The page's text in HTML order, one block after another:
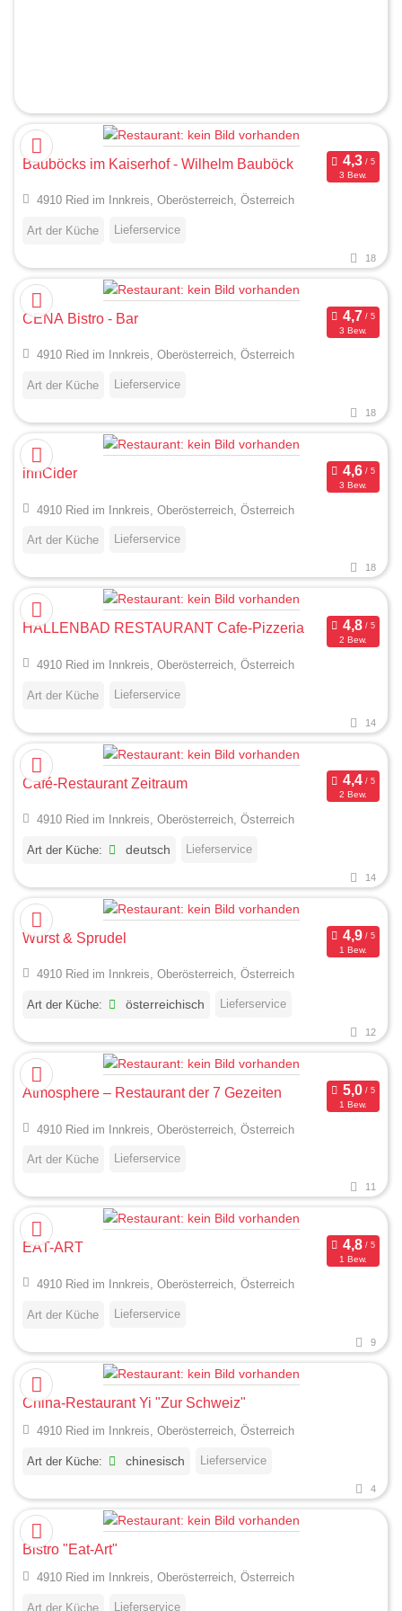
Bauböcks im Kaiserhof - Wilhelm Bauböck
3 Bew.
4910 Ried im Innkreis, Oberösterreich, Österreich
Art der Küche Lieferservice
18
CENA Bistro - Bar
3 Bew.
4910 Ried im Innkreis, Oberösterreich, Österreich
Art der Küche Lieferservice
18
innCider
3 Bew.
4910 Ried im Innkreis, Oberösterreich, Österreich
Art der Küche Lieferservice
18
HALLENBAD RESTAURANT Cafe-Pizzeria
2 Bew.
4910 Ried im Innkreis, Oberösterreich, Österreich
Art der Küche Lieferservice
14
Café-Restaurant Zeitraum
2 Bew.
4910 Ried im Innkreis, Oberösterreich, Österreich
Art der Küche: deutsch Lieferservice
14
Wurst & Sprudel
1 Bew.
4910 Ried im Innkreis, Oberösterreich, Österreich
Art der Küche: österreichisch Lieferservice
12
Atmosphere – Restaurant der 7 Gezeiten
1 Bew.
4910 Ried im Innkreis, Oberösterreich, Österreich
Art der Küche Lieferservice
11
EAT-ART
1 Bew.
4910 Ried im Innkreis, Oberösterreich, Österreich
Art der Küche Lieferservice
9
China-Restaurant Yi "Zur Schweiz"
4910 Ried im Innkreis, Oberösterreich, Österreich
Art der Küche: chinesisch Lieferservice
4
Bistro "Eat-Art"
4910 Ried im Innkreis, Oberösterreich, Österreich
Art der Küche Lieferservice